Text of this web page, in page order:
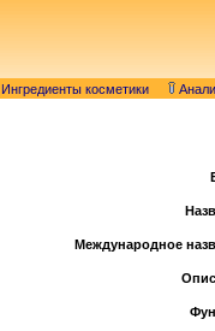
Ингредиенты косметики
Международное